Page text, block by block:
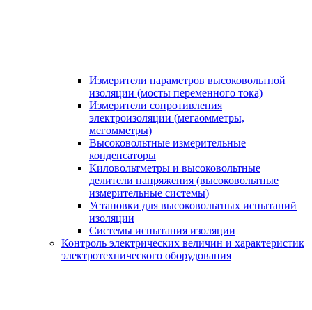
Измерители параметров высоковольтной
изоляции (мосты переменного тока)
Измерители сопротивления
электроизоляции (мегаомметры,
мегомметры)
Высоковольтные измерительные
конденсаторы
Киловольтметры и высоковольтные
делители напряжения (высоковольтные
измерительные системы)
Установки для высоковольтных испытаний
изоляции
Системы испытания изоляции
Контроль электрических величин и характеристик
электротехнического оборудования